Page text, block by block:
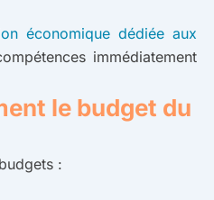
économique dédiée aux
immédiatement
le budget du
: